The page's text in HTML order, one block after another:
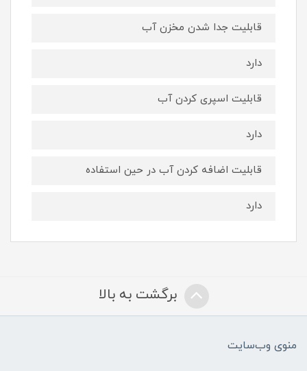
قابلیت جدا شدن مخزن آب
دارد
قابلیت اسپری کردن آب
دارد
قابلیت اضافه کردن آب در حین استفاده
دارد
برگشت به بالا
منوی وب‌سایت